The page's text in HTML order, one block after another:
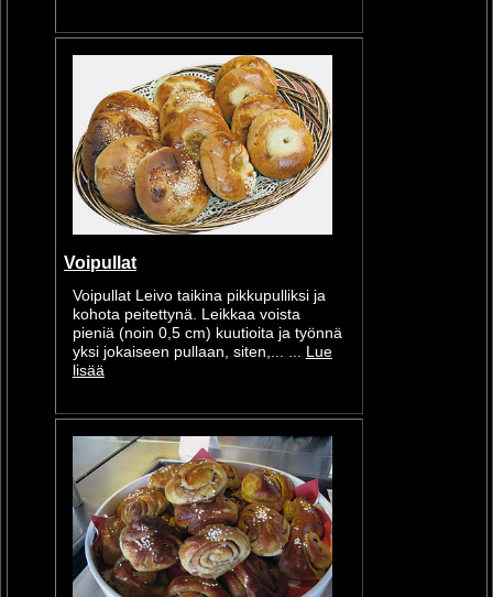
Voipullat
Voipullat Leivo taikina pikkupulliksi ja
kohota peitettynä. Leikkaa voista
pieniä (noin 0,5 cm) kuutioita ja työnnä
yksi jokaiseen pullaan, siten,... ...
Lue
lisää